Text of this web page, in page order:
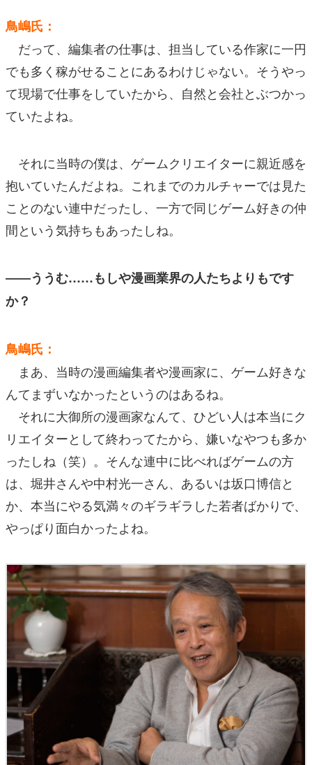
鳥嶋氏：
だって、編集者の仕事は、担当している作家に一円
でも多く稼がせることにあるわけじゃない。そうやっ
て現場で仕事をしていたから、自然と会社とぶつかっ
ていたよね。
それに当時の僕は、ゲームクリエイターに親近感を
抱いていたんだよね。これまでのカルチャーでは見た
ことのない連中だったし、一方で同じゲーム好きの仲
間という気持ちもあったしね。
――ううむ……もしや漫画業界の人たちよりもです
か？
鳥嶋氏：
まあ、当時の漫画編集者や漫画家に、ゲーム好きな
んてまずいなかったというのはあるね。
それに大御所の漫画家なんて、ひどい人は本当にク
リエイターとして終わってたから、嫌いなやつも多か
ったしね（笑）。そんな連中に比べればゲームの方
は、堀井さんや中村光一さん、あるいは坂口博信と
か、本当にやる気満々のギラギラした若者ばかりで、
やっぱり面白かったよね。